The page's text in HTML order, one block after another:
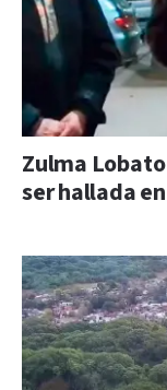
Zulma
ser hallada